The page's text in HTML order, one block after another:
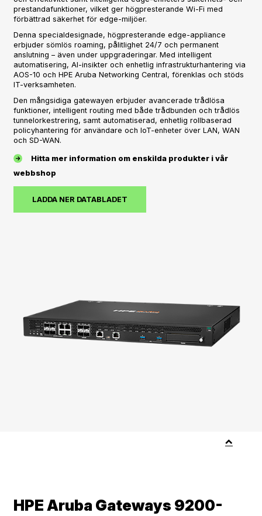
prestandafunktioner, vilket ger högpresterande Wi-Fi med
förbättrad säkerhet för edge-miljöer.
Denna specialdesignade, högpresterande edge-appliance
erbjuder sömlös roaming, pålitlighet 24/7 och permanent
anslutning – även under uppgraderingar. Med intelligent
automatisering, AI-insikter och enhetlig infrastrukturhantering via
AOS-10 och HPE Aruba Networking Central, förenklas och stöds
IT-verksamheten.
Den mångsidiga gatewayen erbjuder avancerade trådlösa
funktioner, intelligent routing med både trådbunden och trådlös
tunnelorkestrering, samt automatiserad, enhetlig rollbaserad
policyhantering för användare och IoT-enheter över LAN, WAN
och SD-WAN.
Hitta mer information om enskilda produkter i vår
webbshop
LADDA NER DATABLADET
HPE Aruba Gateways 9200-